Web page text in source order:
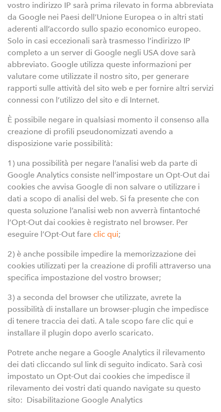
vostro indirizzo IP sarà prima rilevato in forma abbreviata
da Google nei Paesi dell’Unione Europea o in altri stati
aderenti all’accordo sullo spazio economico europeo.
Solo in casi eccezionali sarà trasmesso l’indirizzo IP
completo a un server di Google negli USA dove sarà
abbreviato. Google utilizza queste informazioni per
valutare come utilizzate il nostro sito, per generare
rapporti sulle attività del sito web e per fornire altri servizi
connessi con l’utilizzo del sito e di Internet.
È possibile negare in qualsiasi momento il consenso alla
creazione di profili pseudonomizzati avendo a
disposizione varie possibilità:
1) una possibilità per negare l’analisi web da parte di
Google Analytics consiste nell’impostare un Opt-Out dai
cookies che avvisa Google di non salvare o utilizzare i
dati a scopo di analisi del web. Si fa presente che con
questa soluzione l’analisi web non avverrà fintantoché
l’Opt-Out dai cookies è registrato nel browser. Per
eseguire l’Opt-Out fare clic qui;
2) è anche possibile impedire la memorizzazione dei
cookies utilizzati per la creazione di profili attraverso una
specifica impostazione del vostro browser;
3) a seconda del browser che utilizzate, avrete la
possibilità di installare un browser-plugin che impedisce
di tenere traccia dei dati. A tale scopo fare clic qui e
installare il plugin dopo averlo scaricato.
Potrete anche negare a Google Analytics il rilevamento
dei dati cliccando sul link di seguito indicato. Sarà così
impostato un Opt-Out dai cookies che impedisce il
rilevamento dei vostri dati quando navigate su questo
sito: Disabilitazione Google Analytics